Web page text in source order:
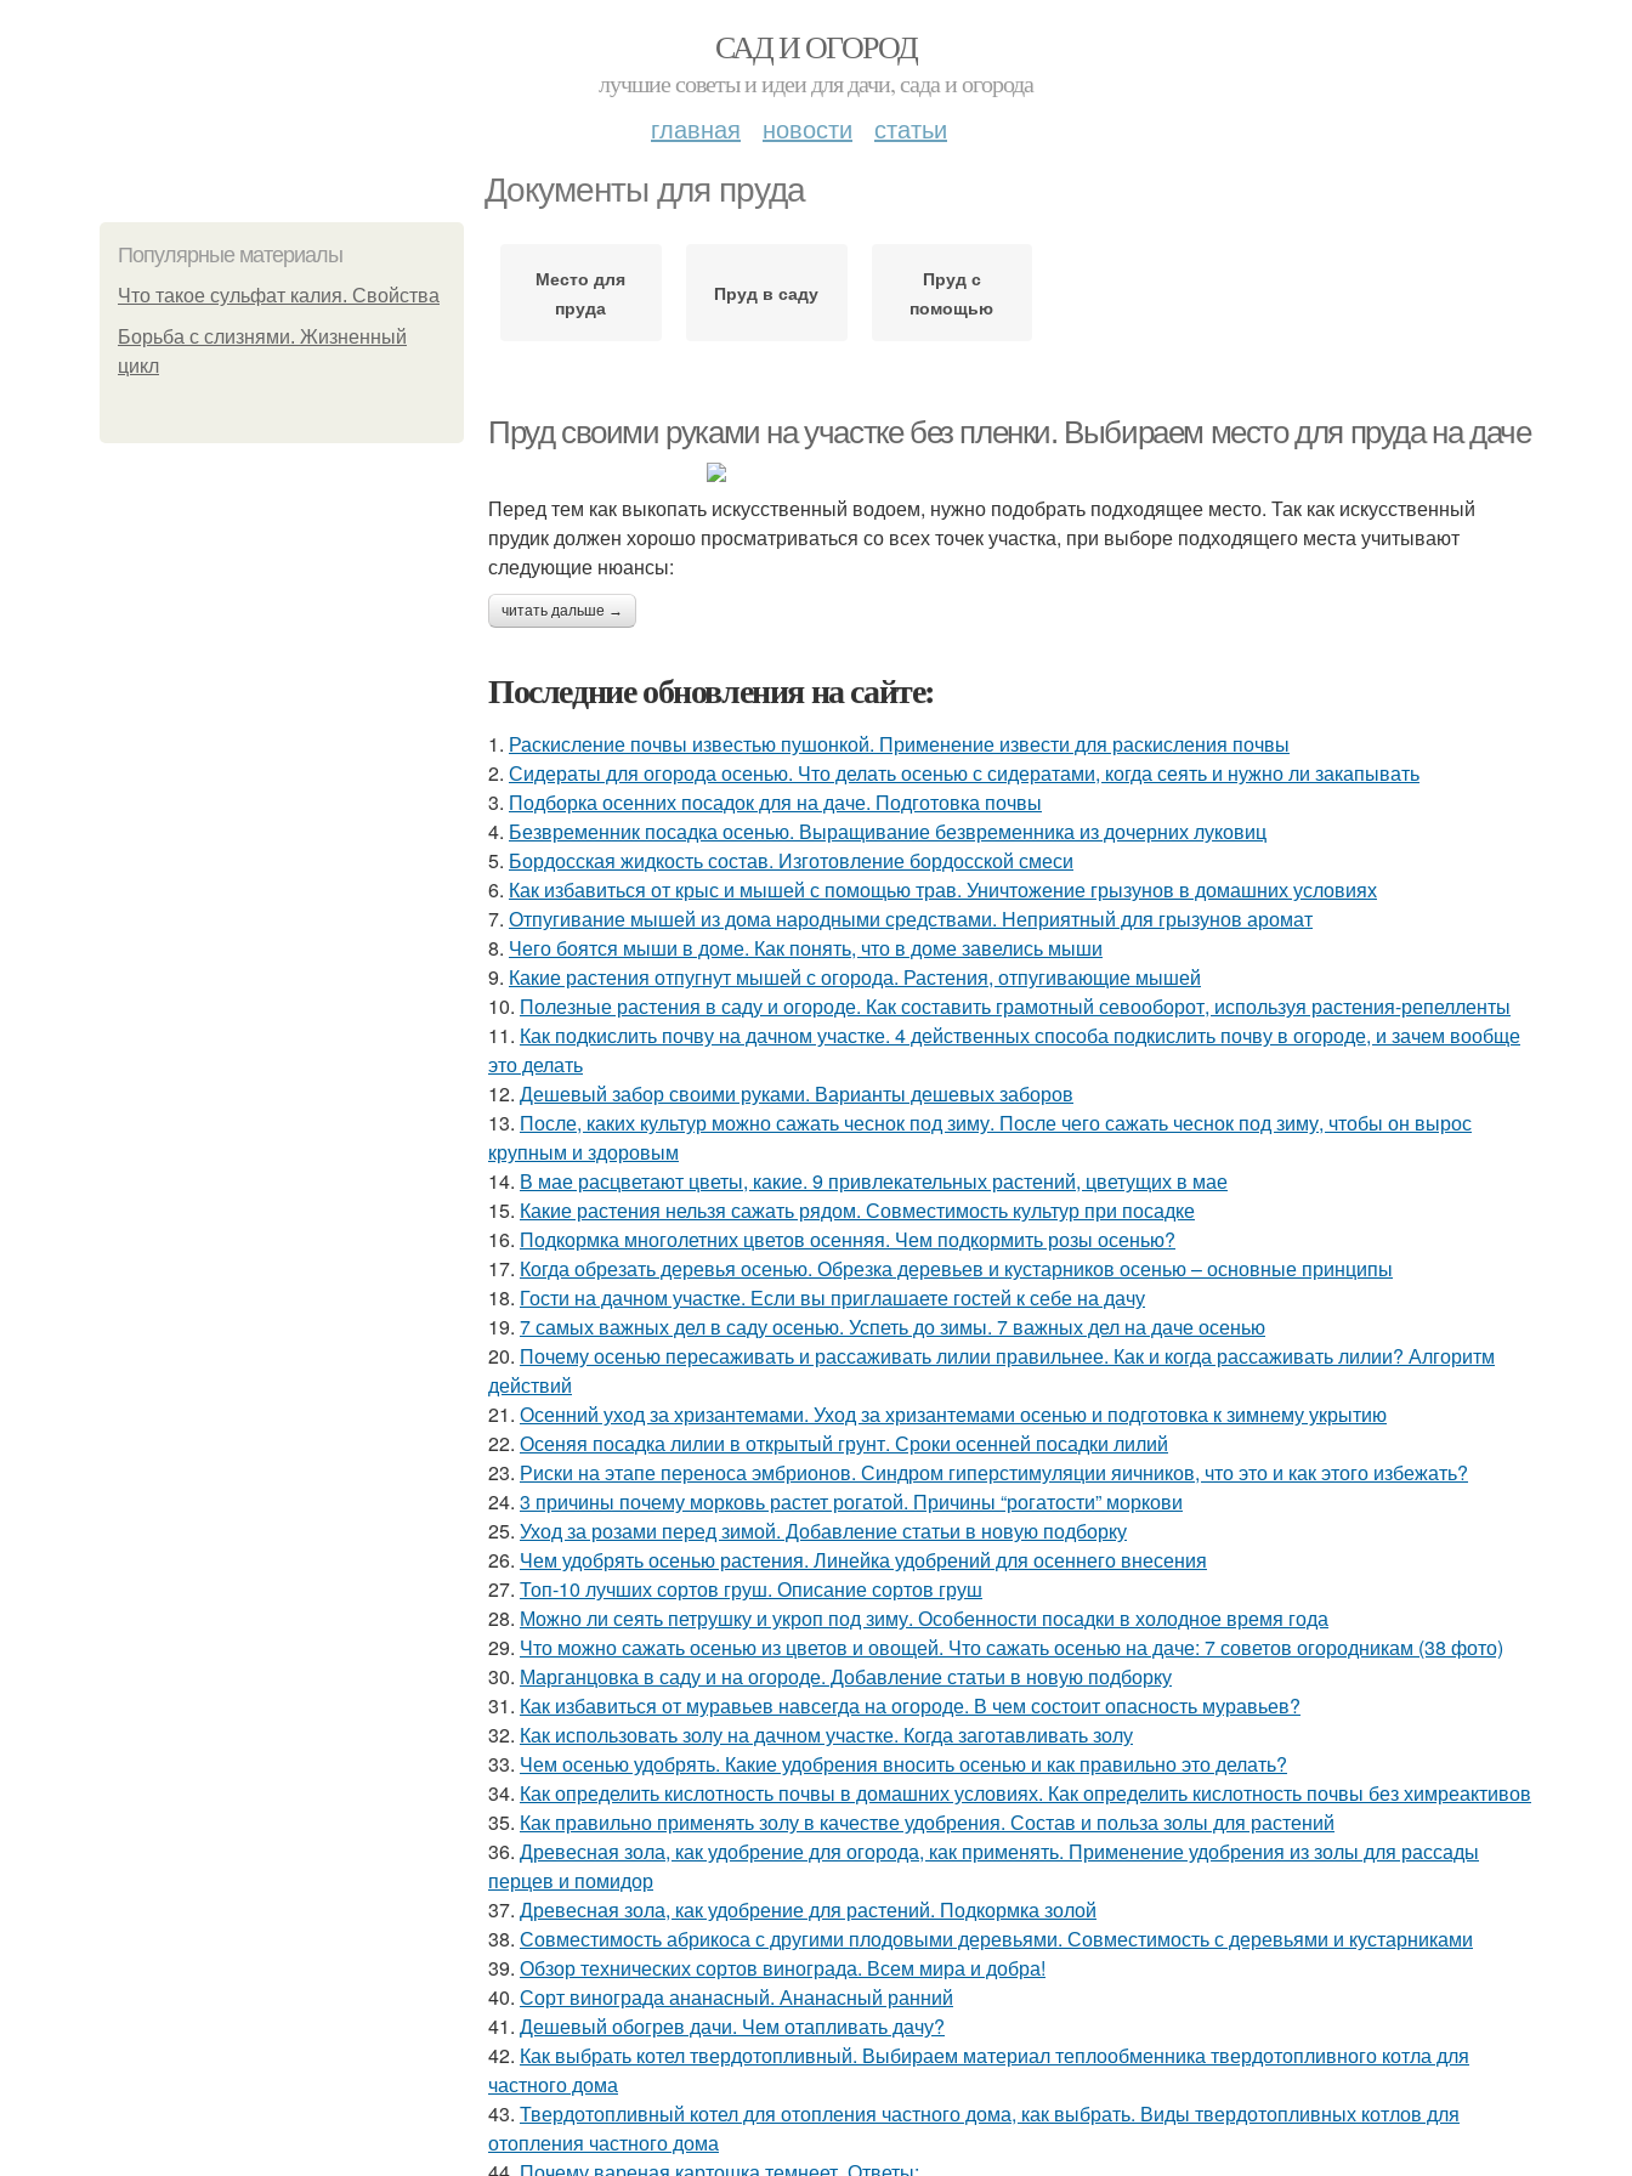
САД И ОГОРОД
лучшие советы и идеи для дачи, сада и огорода
главная новости статьи
Документы для пруда
Популярные материалы
Что такое сульфат калия. Свойства
Борьба с слизнями. Жизненный
цикл
Место для
пруда
Пруд в саду
Пруд с
помощью
Пруд своими руками на участке без пленки. Выбираем место для пруда на даче
Перед тем как выкопать искусственный водоем, нужно подобрать подходящее место. Так как искусственный
прудик должен хорошо просматриваться со всех точек участка, при выборе подходящего места учитывают
следующие нюансы:
читать дальше →
Последние обновления на сайте:
1. Раскисление почвы известью пушонкой. Применение извести для раскисления почвы
2. Сидераты для огорода осенью. Что делать осенью с сидератами, когда сеять и нужно ли закапывать
3. Подборка осенних посадок для на даче. Подготовка почвы
4. Безвременник посадка осенью. Выращивание безвременника из дочерних луковиц
5. Бордосская жидкость состав. Изготовление бордосской смеси
6. Как избавиться от крыс и мышей с помощью трав. Уничтожение грызунов в домашних условиях
7. Отпугивание мышей из дома народными средствами. Неприятный для грызунов аромат
8. Чего боятся мыши в доме. Как понять, что в доме завелись мыши
9. Какие растения отпугнут мышей с огорода. Растения, отпугивающие мышей
10. Полезные растения в саду и огороде. Как составить грамотный севооборот, используя растения-репелленты
11. Как подкислить почву на дачном участке. 4 действенных способа подкислить почву в огороде, и зачем вообще
это делать
12. Дешевый забор своими руками. Варианты дешевых заборов
13. После, каких культур можно сажать чеснок под зиму. После чего сажать чеснок под зиму, чтобы он вырос
крупным и здоровым
14. В мае расцветают цветы, какие. 9 привлекательных растений, цветущих в мае
15. Какие растения нельзя сажать рядом. Совместимость культур при посадке
16. Подкормка многолетних цветов осенняя. Чем подкормить розы осенью?
17. Когда обрезать деревья осенью. Обрезка деревьев и кустарников осенью – основные принципы
18. Гости на дачном участке. Если вы приглашаете гостей к себе на дачу
19. 7 самых важных дел в саду осенью. Успеть до зимы. 7 важных дел на даче осенью
20. Почему осенью пересаживать и рассаживать лилии правильнее. Как и когда рассаживать лилии? Алгоритм
действий
21. Осенний уход за хризантемами. Уход за хризантемами осенью и подготовка к зимнему укрытию
22. Осеняя посадка лилии в открытый грунт. Сроки осенней посадки лилий
23. Риски на этапе переноса эмбрионов. Синдром гиперстимуляции яичников, что это и как этого избежать?
24. 3 причины почему морковь растет рогатой. Причины “рогатости” моркови
25. Уход за розами перед зимой. Добавление статьи в новую подборку
26. Чем удобрять осенью растения. Линейка удобрений для осеннего внесения
27. Топ-10 лучших сортов груш. Описание сортов груш
28. Можно ли сеять петрушку и укроп под зиму. Особенности посадки в холодное время года
29. Что можно сажать осенью из цветов и овощей. Что сажать осенью на даче: 7 советов огородникам (38 фото)
30. Марганцовка в саду и на огороде. Добавление статьи в новую подборку
31. Как избавиться от муравьев навсегда на огороде. В чем состоит опасность муравьев?
32. Как использовать золу на дачном участке. Когда заготавливать золу
33. Чем осенью удобрять. Какие удобрения вносить осенью и как правильно это делать?
34. Как определить кислотность почвы в домашних условиях. Как определить кислотность почвы без химреактивов
35. Как правильно применять золу в качестве удобрения. Состав и польза золы для растений
36. Древесная зола, как удобрение для огорода, как применять. Применение удобрения из золы для рассады
перцев и помидор
37. Древесная зола, как удобрение для растений. Подкормка золой
38. Совместимость абрикоса с другими плодовыми деревьями. Совместимость с деревьями и кустарниками
39. Обзор технических сортов винограда. Всем мира и добра!
40. Сорт винограда ананасный. Ананасный ранний
41. Дешевый обогрев дачи. Чем отапливать дачу?
42. Как выбрать котел твердотопливный. Выбираем материал теплообменника твердотопливного котла для
частного дома
43. Твердотопливный котел для отопления частного дома, как выбрать. Виды твердотопливных котлов для
отопления частного дома